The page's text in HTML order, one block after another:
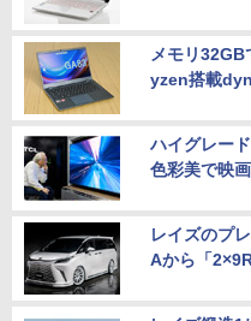
メモリ
yzen搭載
ハイグレー
色彩美で映
レイズのプ
Aから「